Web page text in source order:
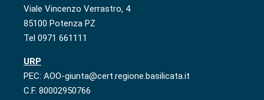
Viale Vincenzo Verrastro, 4
85100 Potenza PZ
Tel 0971 661111
URP
PEC: AOO-giunta@cert.regione.basilicata.it
C.F. 80002950766